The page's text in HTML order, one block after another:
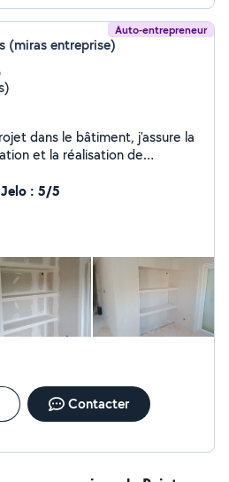
Auto-entrepreneur
(miras entreprise)
dans le bâtiment, j'assure la
et la réalisation de
budgets.
: 5/5
Contacter